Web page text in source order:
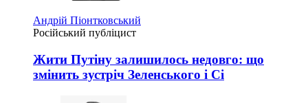
Андрій Піонтковський
Російський публіцист
Жити Путіну залишилось недовго: що
змінить зустріч Зеленського і Сі